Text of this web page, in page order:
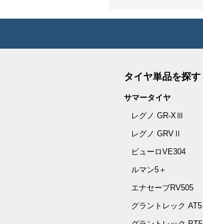
タイヤ単品を探す
サマータイヤ
レグノ GR-XⅢ
レグノ GRVⅡ
ビューロVE304
ルマン5＋
エナセーブRV505
グラントレック AT5